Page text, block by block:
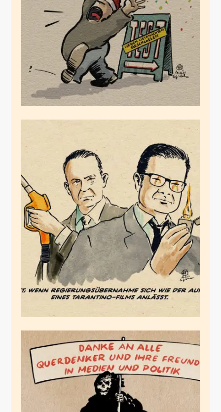
lebe die Welle!
Dezember 25, 2021
Das wird ein heftiger
Film
Dezember 3, 2021